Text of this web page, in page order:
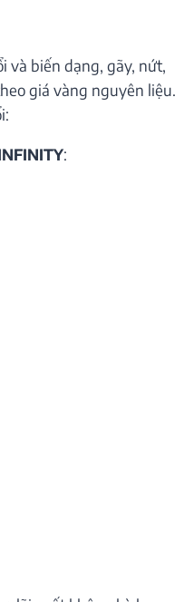
và biến dạng, gãy, nứt,
giá vàng nguyên liệu.
: